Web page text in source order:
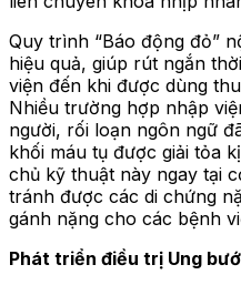
Quy trình “Báo động đỏ”
hiệu quả, giúp rút ngắn
viện đến khi được dùng
Nhiều trường hợp nhập
người, rối loạn ngôn ngữ
khối máu tụ được giải tỏa
chủ kỹ thuật này ngay tại
tránh được các di chứng
gánh nặng cho các bệnh
Phát triển điều trị Ung